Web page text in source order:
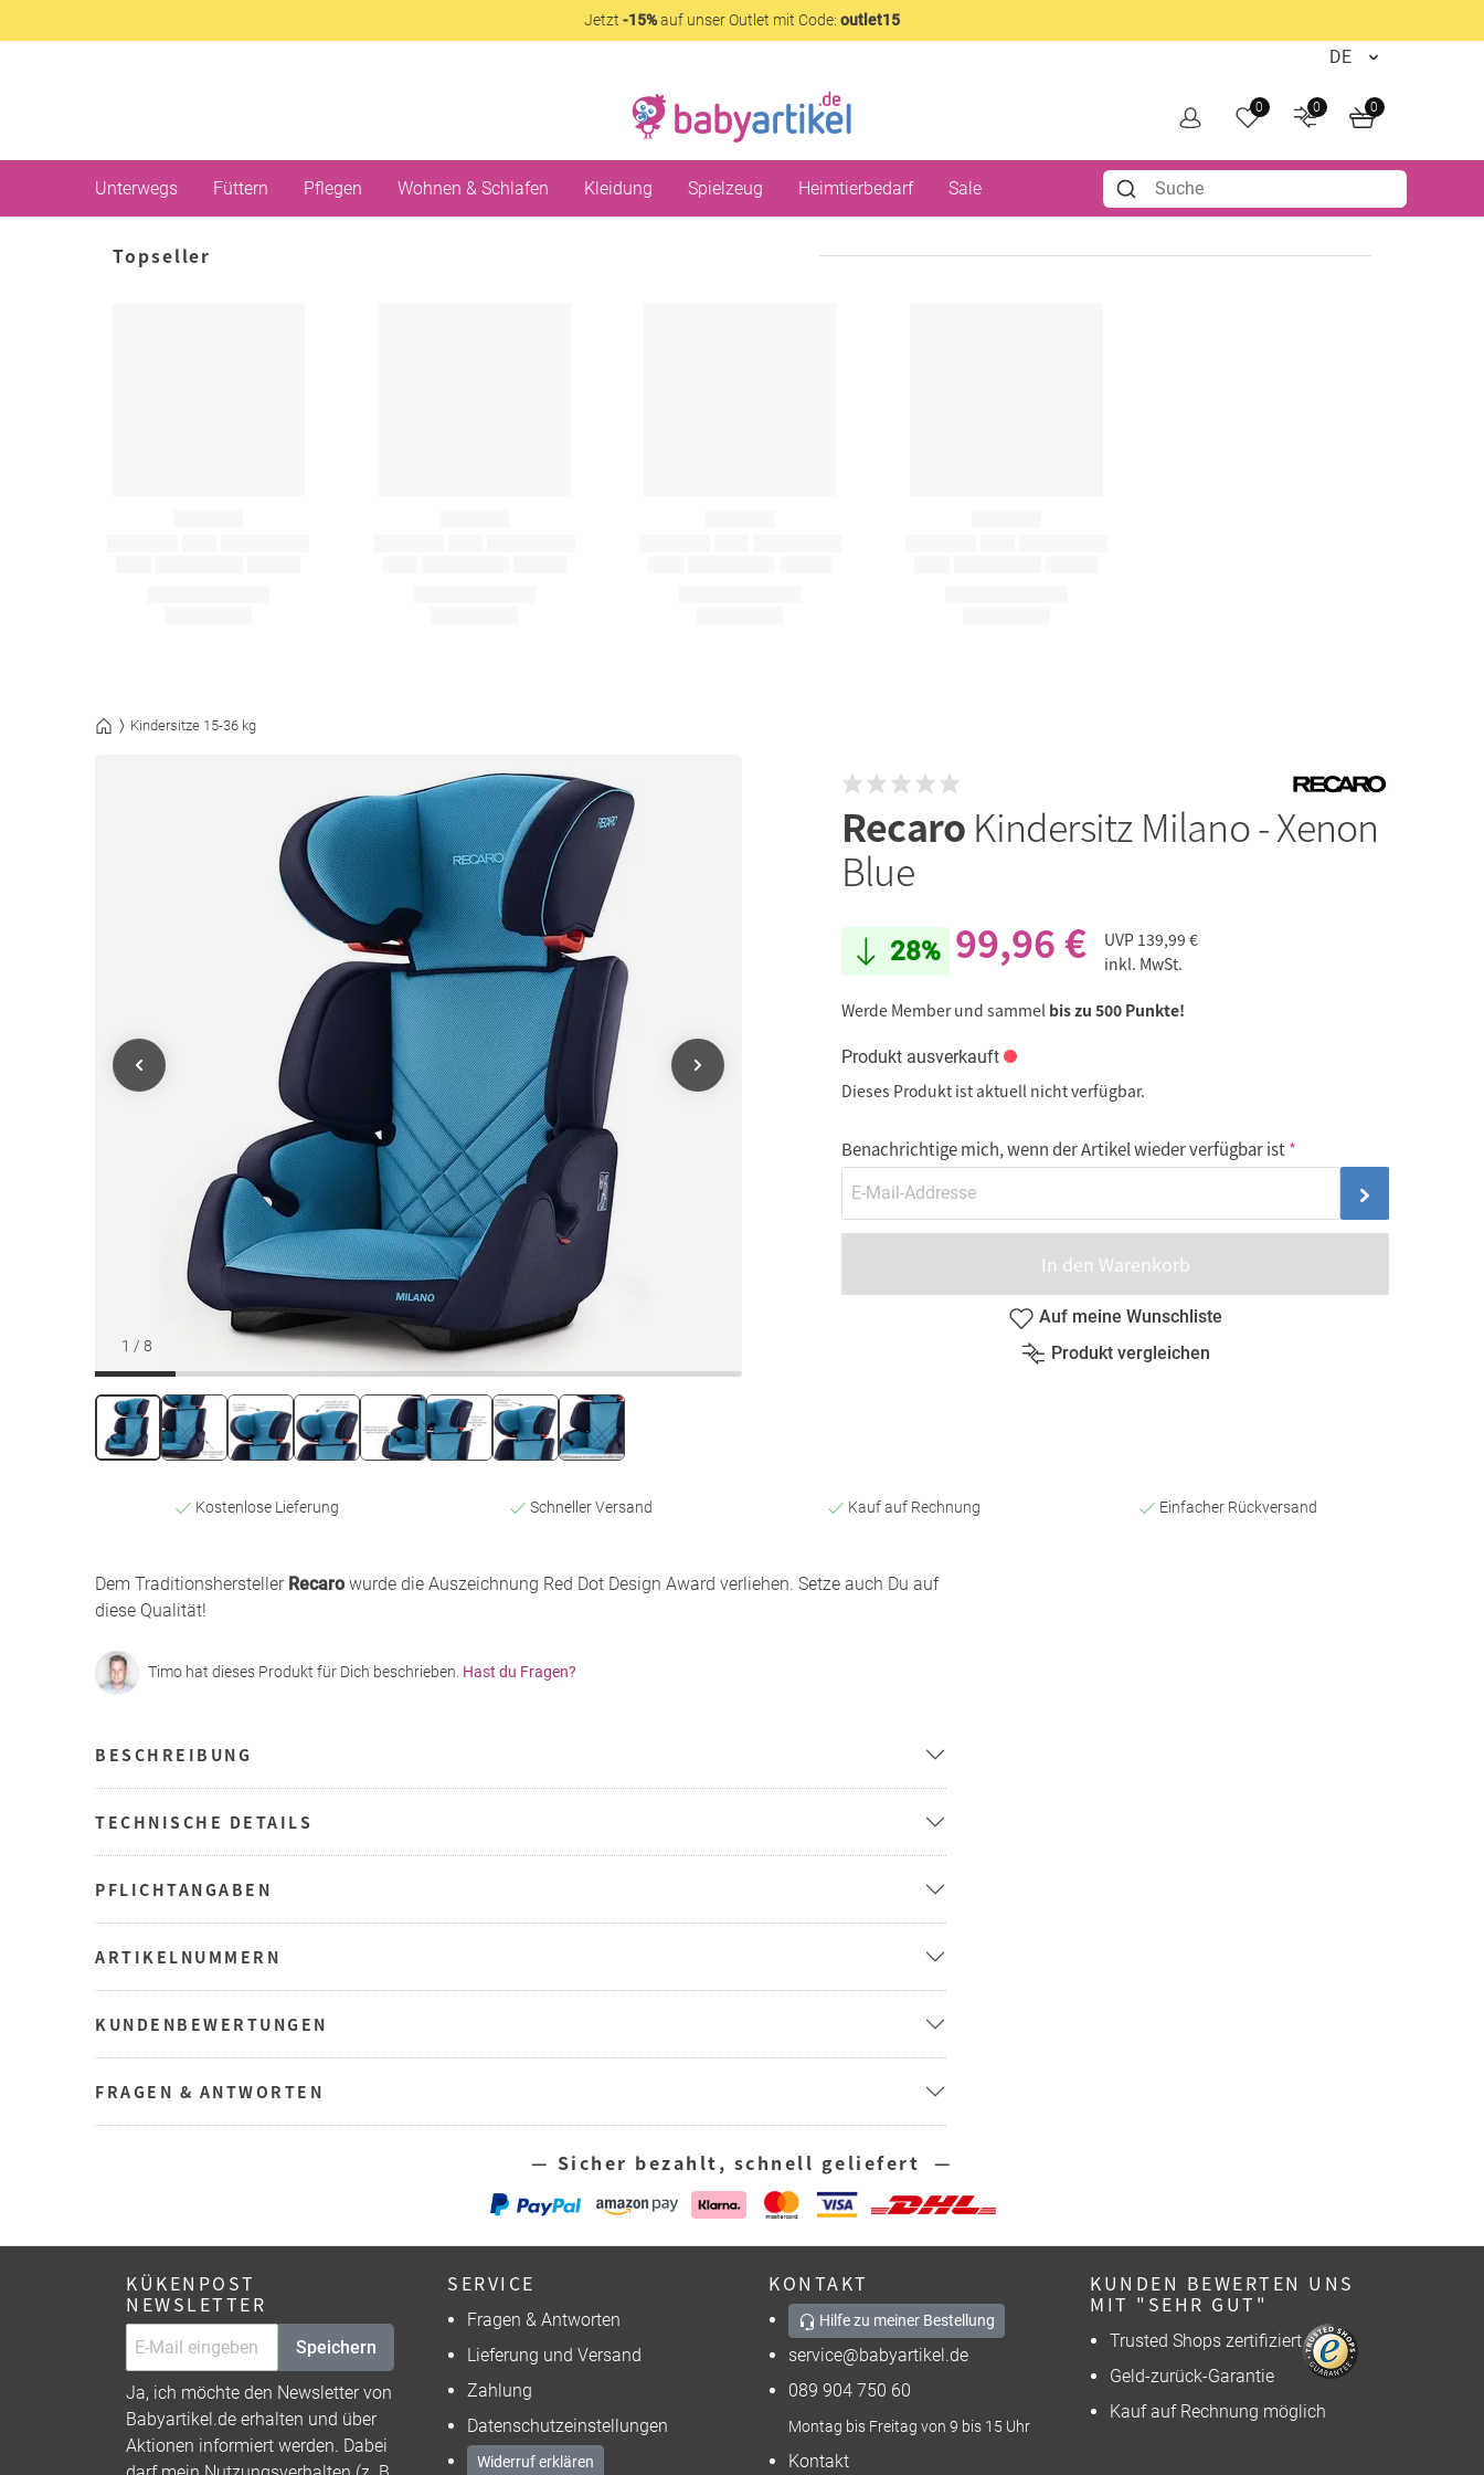
Jetzt -15%auf unser Outlet mit Code: outlet15
0 0 0
Unterwegs Füttern Pflegen Wohnen & Schlafen Kleidung Spielzeug Heimtierbedarf Sale
Topseller
Kindersitze 15-36 kg
1 / 8
Recaro Kindersitz Milano - Xenon
Blue
28% 99,96 € UVP 139,99 €
inkl. MwSt.
Werde Member und sammel bis zu 500 Punkte!
Produkt ausverkauft
Dieses Produkt ist aktuell nicht verfügbar.
Benachrichtige mich, wenn der Artikel wieder verfügbar ist
In den Warenkorb
Auf meine Wunschliste
Produkt vergleichen
Kostenlose Lieferung Schneller Versand Kauf auf Rechnung Einfacher Rückversand
Dem Traditionshersteller Recaro wurde die Auszeichnung Red Dot Design Award verliehen. Setze auch Du auf
diese Qualität!
Timo hat dieses Produkt für Dich beschrieben. Hast du Fragen?
BESCHREIBUNG
TECHNISCHE DETAILS
PFLICHTANGABEN
ARTIKELNUMMERN
KUNDENBEWERTUNGEN
FRAGEN & ANTWORTEN
— Sicher bezahlt, schnell geliefert —
KÜKENPOST
NEWSLETTER
Speichern
Ja, ich möchte den Newsletter von
Babyartikel.de erhalten und über
Aktionen informiert werden. Dabei
SERVICE
Fragen & Antworten
Lieferung und Versand
Zahlung
Datenschutzeinstellungen
Widerruf erklären
KONTAKT
Hilfe zu meiner Bestellung
service@babyartikel.de
089 904 750 60
Montag bis Freitag von 9 bis 15 Uhr
Kontakt
KUNDEN BEWERTEN UNS
MIT "SEHR GUT"
Trusted Shops zertifiziert
Geld-zurück-Garantie
Kauf auf Rechnung möglich